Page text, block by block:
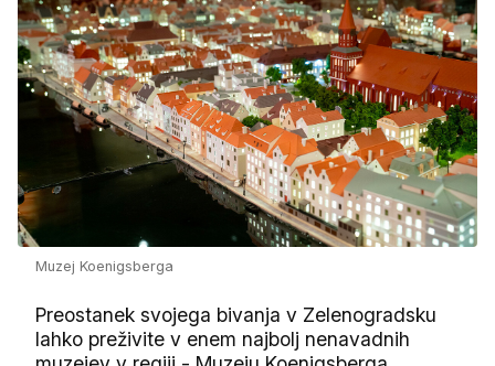
Muzej Koenigsberga
Preostanek svojega bivanja v Zelenogradsku
lahko preživite v enem najbolj nenavadnih